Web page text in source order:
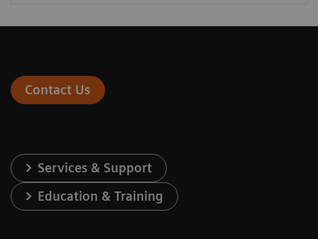
Contact Us
Services & Support
Education & Training